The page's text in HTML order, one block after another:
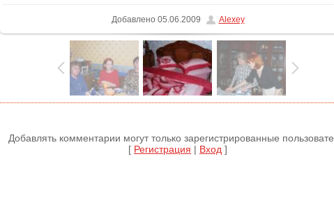
Добавлено 05.06.2009 Alexey
Добавлять комментарии могут только зарегистрированные
[ Регистрация | Вход ]